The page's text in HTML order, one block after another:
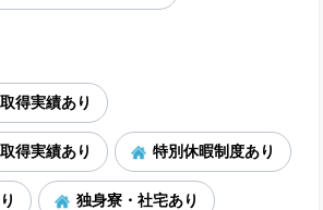
得実績あり
得実績あり 特別休暇制度あり
独身寮・社宅あり